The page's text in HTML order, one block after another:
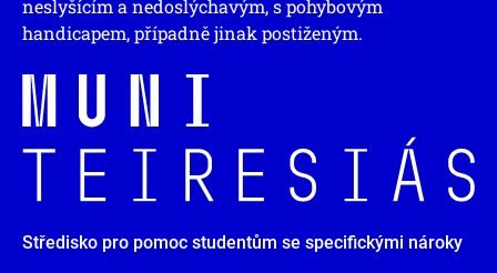
neslyšícím a nedoslýchavým, s pohybovým
handicapem, případně jinak postiženým.
Středisko pro pomoc studentům se specifickými nároky